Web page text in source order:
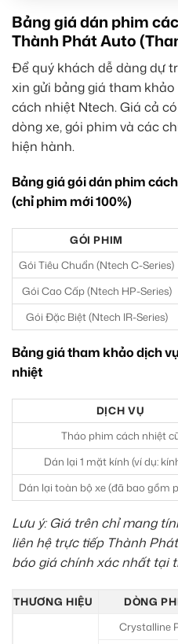
Bảng giá dán phim
Thành Phát Auto
Để quý khách dễ dàng dự
xin gửi bảng giá tham
cách nhiệt Ntech. Giá cả
dòng xe, gói phim và các
hiện hành.
Bảng giá gói dán phim
(chỉ phim mới 100%)
GÓI PHIM
Gói Tiêu Chuẩn (Ntech C-Series)
Gói Cao Cấp (Ntech HP-Series)
Gói Đặc Biệt (Ntech IR-Series)
Bảng giá tham khảo dịch
nhiệt
DỊCH VỤ
Tháo phim cách nhiệt
Dán lại 1 mặt kính (ví dụ:
Dán lại toàn bộ xe (đã bao gồm
Lưu ý: Giá trên chỉ mang
liên hệ trực tiếp Thành
báo giá chính xác nhất tại
THƯƠNG HIỆU DÒNG
Crystalline